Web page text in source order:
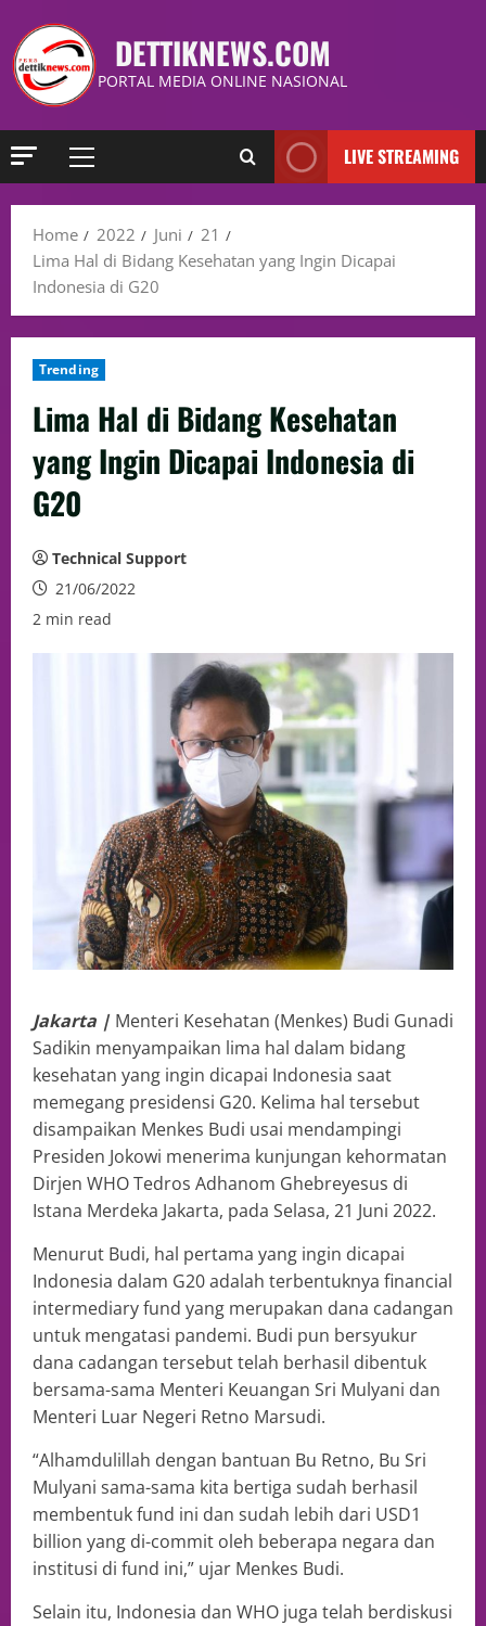
DETTIKNEWS.COM
PORTAL MEDIA ONLINE NASIONAL
LIVE STREAMING
Home 2022 Juni
21
Lima Hal di Bidang Kesehatan yang Ingin Dicapai
Indonesia di G20
Trending
Lima Hal di Bidang Kesehatan
yang Ingin Dicapai Indonesia di
G20
Technical Support
21/06/2022
2 min read
Jakarta | Menteri Kesehatan (Menkes) Budi Gunadi
Sadikin menyampaikan lima hal dalam bidang
kesehatan yang ingin dicapai Indonesia saat
memegang presidensi G20. Kelima hal tersebut
disampaikan Menkes Budi usai mendampingi
Presiden Jokowi menerima kunjungan kehormatan
Dirjen WHO Tedros Adhanom Ghebreyesus di
Istana Merdeka Jakarta, pada Selasa, 21 Juni 2022.
Menurut Budi, hal pertama yang ingin dicapai
Indonesia dalam G20 adalah terbentuknya financial
intermediary fund yang merupakan dana cadangan
untuk mengatasi pandemi. Budi pun bersyukur
dana cadangan tersebut telah berhasil dibentuk
bersama-sama Menteri Keuangan Sri Mulyani dan
Menteri Luar Negeri Retno Marsudi.
“Alhamdulillah dengan bantuan Bu Retno, Bu Sri
Mulyani sama-sama kita bertiga sudah berhasil
membentuk fund ini dan sudah lebih dari USD1
billion yang di-commit oleh beberapa negara dan
institusi di fund ini,” ujar Menkes Budi.
Selain itu, Indonesia dan WHO juga telah berdiskusi